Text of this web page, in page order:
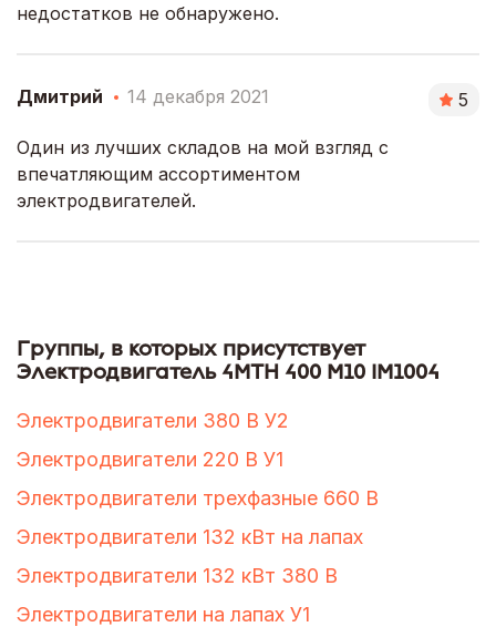
недостатков не обнаружено.
Дмитрий 14 декабря 2021 5
Один из лучших складов на мой взгляд с
впечатляющим ассортиментом
электродвигателей.
Группы, в которых присутствует
Электродвигатель 4МТН 400 М10 IM1004
Электродвигатели 380 В У2
Электродвигатели 220 В У1
Электродвигатели трехфазные 660 В
Электродвигатели 132 кВт на лапах
Электродвигатели 132 кВт 380 В
Электродвигатели на лапах У1